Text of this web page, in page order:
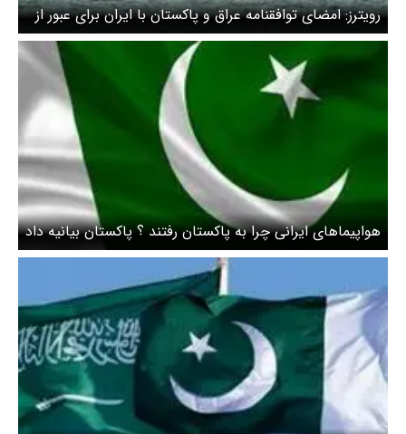
رویترز: امضای توافقنامه عراق و پاکستان با ایران برای عبور از
تنگه هرمز
هواپیماهای ایرانی چرا به پاکستان رفتند ؟ پاکستان بیانیه داد